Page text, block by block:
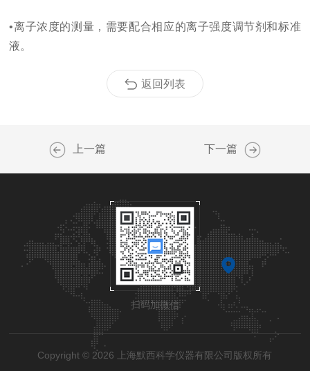
•离子浓度的测量，需要配合相应的离子强度调节剂和标准
液。
返回列表
上一篇 下一篇
扫码加微信
Copyright © 2026 上海默西科学仪器有限公司版权所有